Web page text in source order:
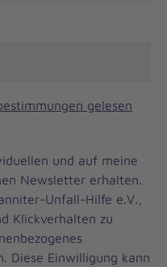
gelesen
und auf meine
Newsletter erhalten.
Unfall-Hilfe e.V.,
Klickverhalten zu
Diese Einwilligung kann